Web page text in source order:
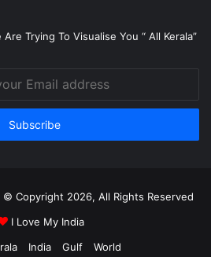
Trying To Visualise You “ All Kerala”
Copyright 2026, All Rights Reserved
I Love My India
India Gulf World